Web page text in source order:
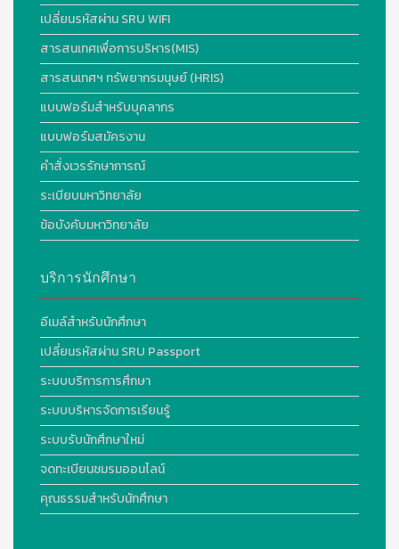
เปลี่ยนรหัสผ่าน SRU WIFI
สารสนเทศเพื่อการบริหาร(MIS)
สารสนเทศฯ ทรัพยากรมนุษย์ (HRIS)
แบบฟอร์มสำหรับบุคลากร
แบบฟอร์มสมัครงาน
คำสั่งเวรรักษาการณ์
ระเบียบมหาวิทยาลัย
ข้อบังคับมหาวิทยาลัย
บริการนักศึกษา
อีเมล์สำหรับนักศึกษา
เปลี่ยนรหัสผ่าน SRU Passport
ระบบบริการการศึกษา
ระบบบริหารจัดการเรียนรู้
ระบบรับนักศึกษาใหม่
จดทะเบียนชมรมออนไลน์
คุณธรรมสำหรับนักศึกษา